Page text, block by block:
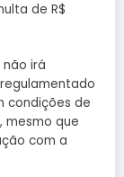
de R$
irá
condições de
mesmo que
com a